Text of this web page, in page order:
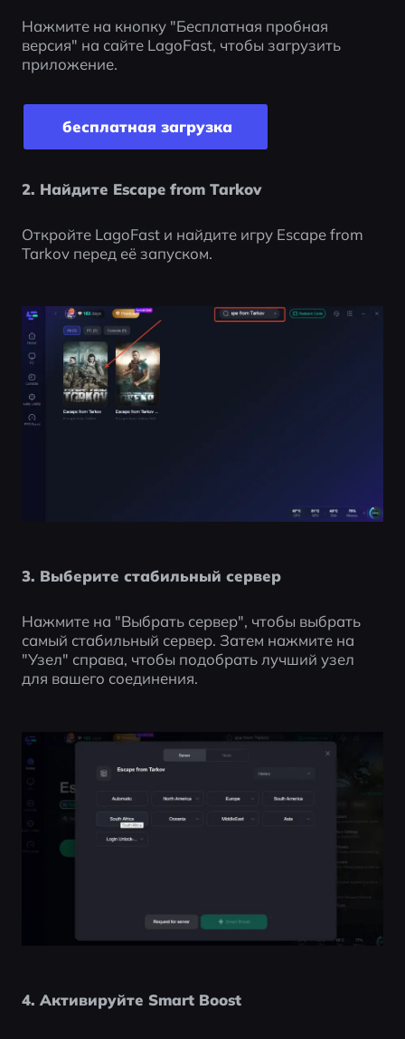
Нажмите на кнопку "Бесплатная пробная
версия" на сайте LagoFast, чтобы загрузить
приложение.
бесплатная загрузка
2. Найдите Escape from Tarkov
Откройте LagoFast и найдите игру Escape from
Tarkov перед её запуском.
3. Выберите стабильный сервер
Нажмите на "Выбрать сервер", чтобы выбрать
самый стабильный сервер. Затем нажмите на
"Узел" справа, чтобы подобрать лучший узел
для вашего соединения.
4. Активируйте Smart Boost